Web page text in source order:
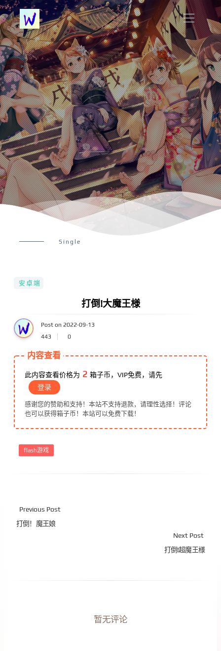
Single
安卓端
打倒!大魔王様
Post on 2022-09-13
443
0
内容查看
此内容查看价格为 2 箱子币，VIP免费，请先
登录
感谢您的赞助和支持！本站不支持退款，请理性选择！评论
也可以获得箱子币！本站可以免费下载！
flash游戏
Previous Post
打倒！魔王娘
Next Post
打倒!超魔王様
暂无评论